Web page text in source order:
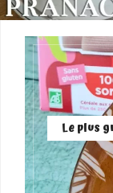
Le plus